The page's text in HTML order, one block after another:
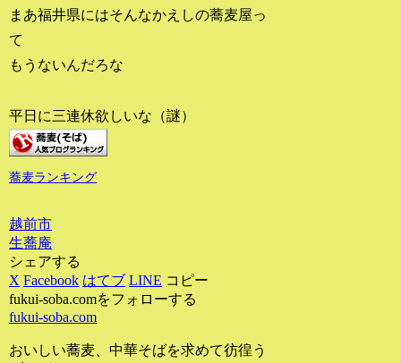
まあ福井県にはそんなかえしの蕎麦屋っ
て
もうないんだろな
平日に三連休欲しいな（謎）
蕎麦ランキング
越前市
生蕎庵
シェアする
X Facebook はてブ LINE コピー
fukui-soba.comをフォローする
fukui-soba.com
おいしい蕎麦、中華そばを求めて彷徨う